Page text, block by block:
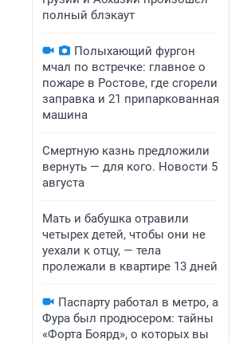
полный блэкаут
Полыхающий фургон
мчал по встречке: главное о
пожаре в Ростове, где сгорели
заправка и 21 припаркованная
машина
Смертную казнь предложили
вернуть — для кого. Новости 5
августа
Мать и бабушка отравили
четырех детей, чтобы они не
уехали к отцу, — тела
пролежали в квартире 13 дней
Паспарту работал в метро, а
Фура был продюсером: тайны
«Форта Боярд», о которых вы